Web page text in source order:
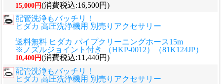
15,000円(消費税込:16,500円)
配管洗浄もバッチリ！
ヒダカ 高圧洗浄機用 別売りアクセサリー
送料無料 ヒダカ パイプクリーニングホース15m
※ノズルジョイント付き （HKP-0012）（81K124JP）
10,400円(消費税込:11,440円)
配管洗浄もバッチリ！
ヒダカ 高圧洗浄機用 別売りアクセサリー